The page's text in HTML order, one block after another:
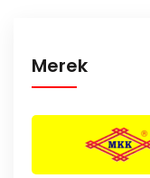
Merek